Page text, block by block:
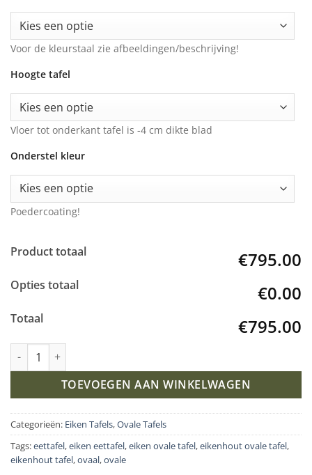
Voor de kleurstaal zie afbeeldingen/beschrijving!
Hoogte tafel
Vloer tot onderkant tafel is -4 cm dikte blad
Onderstel kleur
Poedercoating!
Product totaal €795.00
Opties totaal €0.00
Totaal €795.00
Eiken Ovale tafel met Vlinder Poot K4 aantal
TOEVOEGEN AAN WINKELWAGEN
Categorieën: Eiken Tafels,Ovale Tafels
Tags:eettafel,eiken eettafel,eiken ovale tafel,eikenhout ovale tafel,
eikenhout tafel,ovaal,ovale